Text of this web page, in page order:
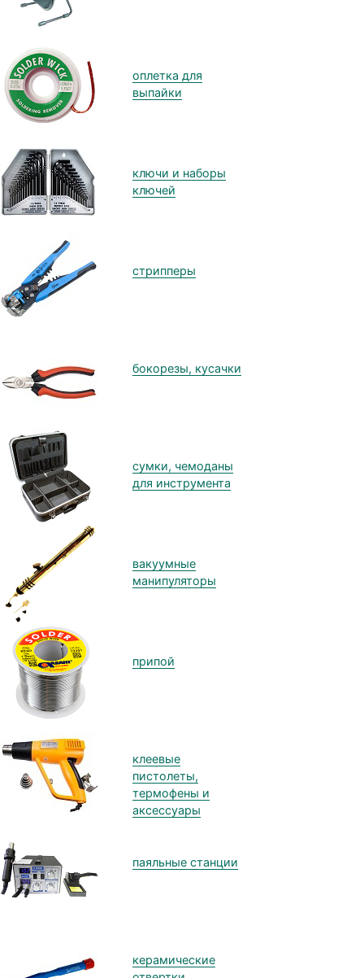
оплетка для
выпайки
ключи и наборы
ключей
стрипперы
бокорезы, кусачки
сумки, чемоданы
для инструмента
вакуумные
манипуляторы
припой
клеевые
пистолеты,
термофены и
аксессуары
паяльные станции
керамические